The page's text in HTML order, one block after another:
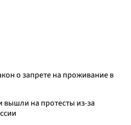
о запрете на проживание в
на протесты из-за